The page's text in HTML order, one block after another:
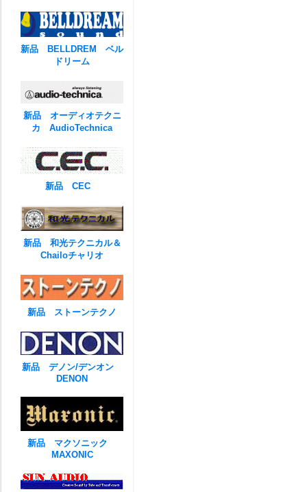
新品 BELLDREM ベル
ドリーム
新品 オーディオテクニ
カ AudioTechnica
新品 CEC
新品 和光テクニカル＆
Chailoチャリオ
新品 ストーンテクノ
新品 デノン/デンオン
DENON
新品 マクソニック
MAXONIC